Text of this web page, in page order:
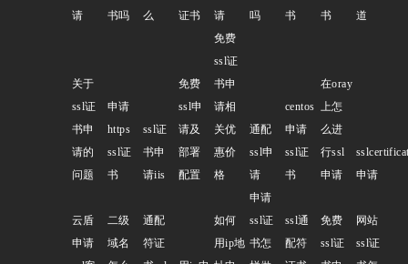
请
书吗
么
证书
请
吗
书
书
道
关于
ssl证
书申
请的
问题
申请
https
ssl证
书
ssl证
书申
请iis
免费
ssl申
请及
部署
配置
免费
ssl证
书申
请相
关优
惠价
格
通配
ssl申
请
centos
申请
ssl证
书
在oray
上怎
么进
行ssl
申请
申请
云盾
申请
二级
域名
通配
符证
如何
用ip地
申请
ssl证
书怎
ssl通
配符
免费
ssl证
网站
ssl证